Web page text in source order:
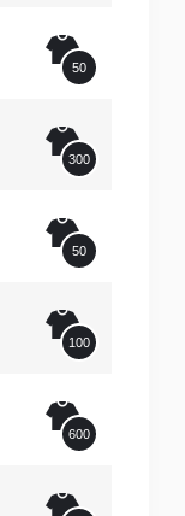
50
300
50
100
600